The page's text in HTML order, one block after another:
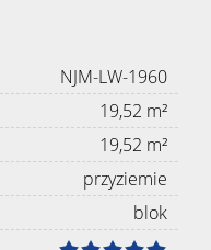
NJM-LW-1960
19,52 m²
19,52 m²
przyziemie
blok